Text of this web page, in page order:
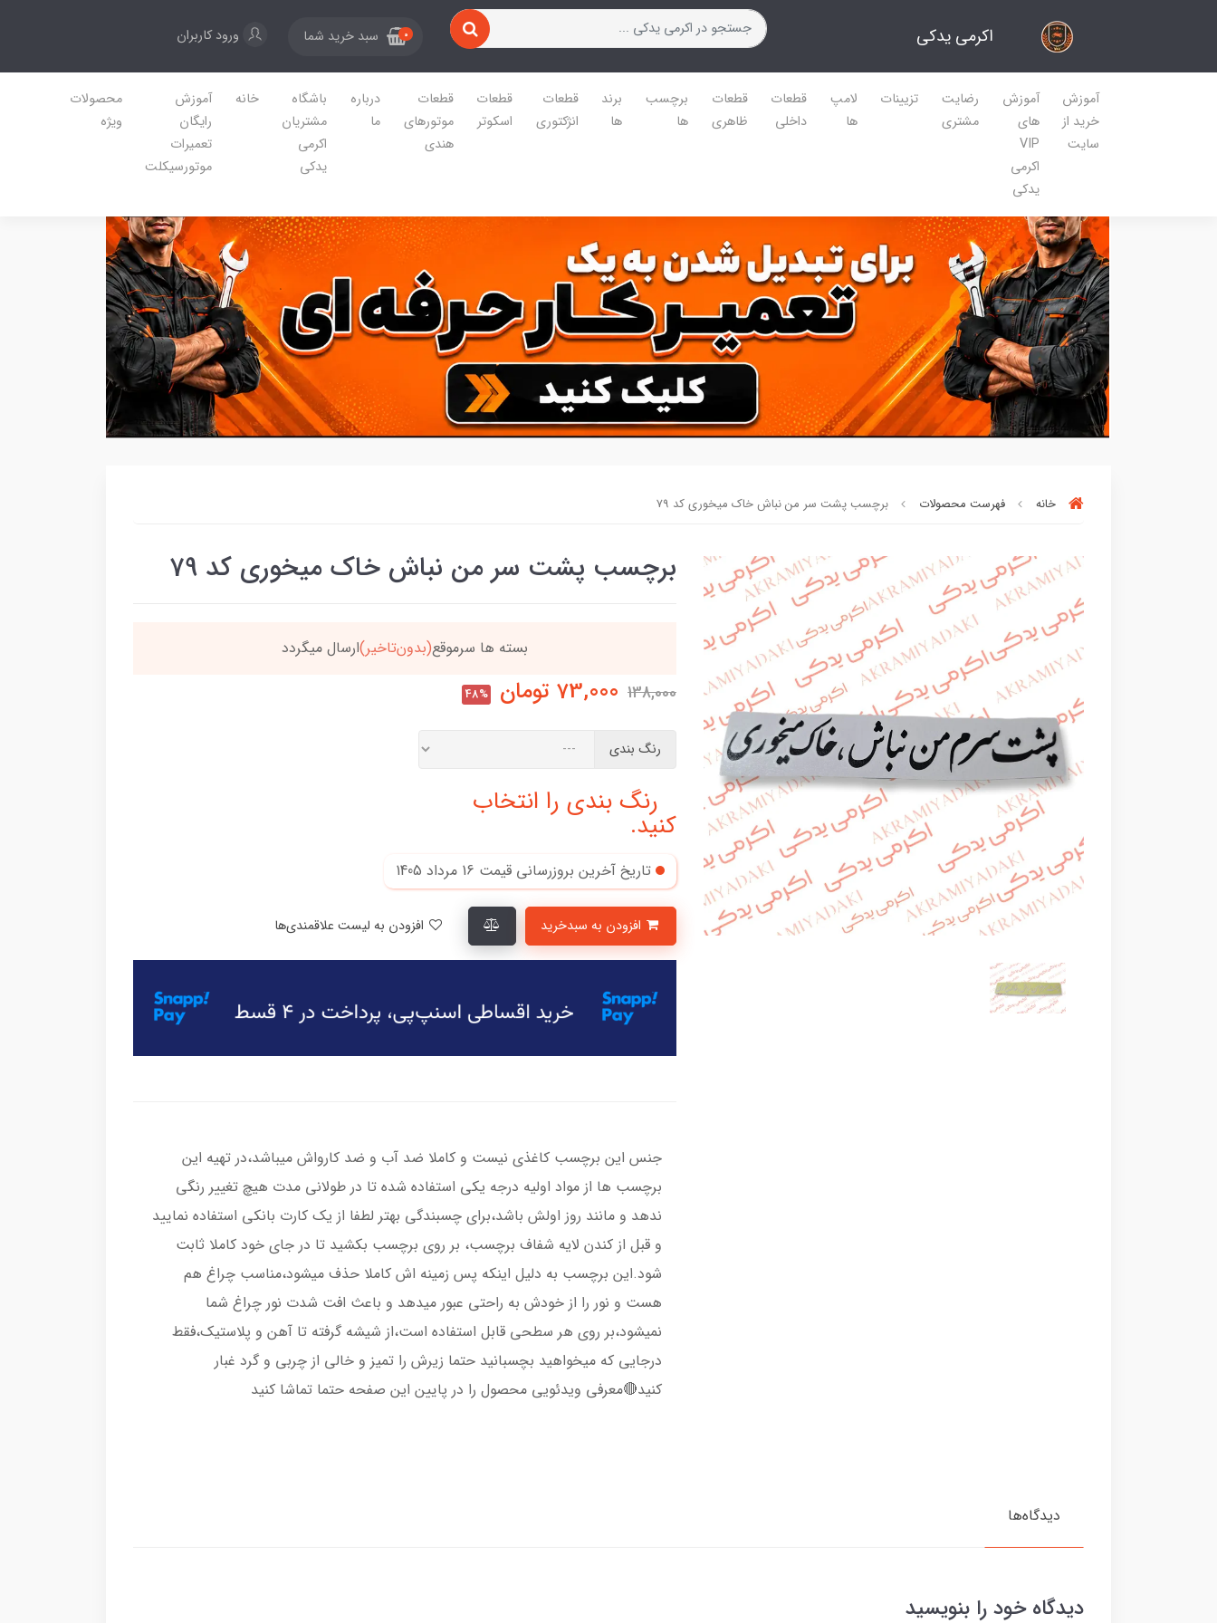
اکرمی یدکی 0 سبد خرید شما ورود کاربران
آموزش
خرید از
سایت
آموزش
های
VIP
اکرمی
یدکی
رضایت
مشتری
تزیینات
لامپ
ها
قطعات
داخلی
قطعات
ظاهری
برچسب
ها
برند
ها
قطعات
انژکتوری
قطعات
اسکوتر
قطعات
موتورهای
هندی
درباره
ما
باشگاه
مشتریان
اکرمی
یدکی
خانه
آموزش
رایگان
تعمیرات
موتورسیکلت
محصولات
ویژه
خانه فهرست محصولات برچسب پشت سر من نباش خاک میخوری کد 79
برچسب پشت سر من نباش خاک میخوری کد 79
بسته ها سرموقع (بدون‌تاخیر)ارسال میگردد خریدتو به5میلیون برسون،ارسالت‌رایگانه
138,000
73,000 تومان 48%
رنگ بندی
رنگ بندی را انتخاب
کنید.
تاریخ آخرین بروزرسانی قیمت 16 مرداد 1405
جنس این برچسب کاغذی نیست و کاملا ضد آب و ضد کارواش میباشد،در تهیه این
برچسب ها از مواد اولیه درجه یکی استفاده شده تا در طولانی مدت هیچ تغییر رنگی
ندهد و مانند روز اولش باشد،برای چسبندگی بهتر لطفا از یک کارت بانکی استفاده نمایید
و قبل از کندن لایه شفاف برچسب، بر روی برچسب بکشید تا در جای خود کاملا ثابت
شود.این برچسب به دلیل اینکه پس زمینه اش کاملا حذف میشود،مناسب چراغ هم
هست و نور را از خودش به راحتی عبور میدهد و باعث افت شدت نور چراغ شما
نمیشود،بر روی هر سطحی قابل استفاده است،از شیشه گرفته تا آهن و پلاستیک،فقط
درجایی که میخواهید بچسبانید حتما زیرش را تمیز و خالی از چربی و گرد غبار
کنید🔴معرفی ویدئویی محصول را در پایین این صفحه حتما تماشا کنید
دیدگاه‌ها
دیدگاه خود را بنویسید